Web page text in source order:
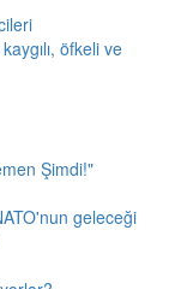
öfkeli ve
Şimdi!"
geleceği